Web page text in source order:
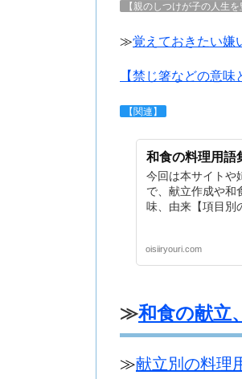
【親のしつけが子の人生を
≫覚えておきたい嫌
【禁じ箸などの意味
【関連】
和食の料理用語
今回は本サイトや
で、献立作成や和
味、由来【項目別
oisiiryouri.com
≫和食の献立
≫献立別の料理